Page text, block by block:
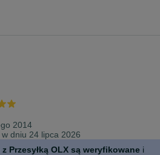
2014
dniu 24 lipca 2026
Przesyłką OLX są weryfikowane i